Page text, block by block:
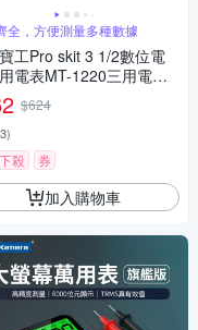
全，方便測量多種數據
工Pro skit 3 1/2數位電
電表MT-1220三用電錶
歸零;防雜訊干擾;可量交
電壓2mA電流電阻電晶
體NCV;雙保險絲;全檔位
$624
3)
殺 券
加入購物車